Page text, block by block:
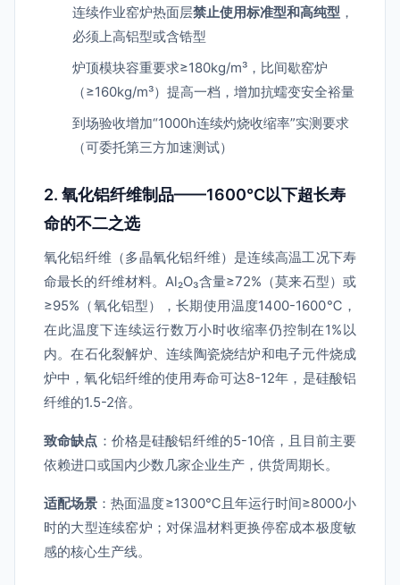
连续作业窑炉热面层禁止使用标准型和高纯型 ，
必须上高铝型或含锆型
炉顶模块容重要求≥180kg/m³，比间歇窑炉
（≥160kg/m³）提高一档，增加抗蠕变安全裕量
到场验收增加“1000h连续灼烧收缩率”实测要求
（可委托第三方加速测试）
2. 氧化铝纤维制品——1600℃以下超长寿
命的不二之选
氧化铝纤维（多晶氧化铝纤维）是连续高温工况下寿
命最长的纤维材料。Al₂O₃含量≥72%（莫来石型）或
≥95%（氧化铝型），长期使用温度1400-1600℃，
在此温度下连续运行数万小时收缩率仍控制在1%以
内。在石化裂解炉、连续陶瓷烧结炉和电子元件烧成
炉中，氧化铝纤维的使用寿命可达8-12年，是硅酸铝
纤维的1.5-2倍。
致命缺点 ：价格是硅酸铝纤维的5-10倍，且目前主要
依赖进口或国内少数几家企业生产，供货周期长。
适配场景 ：热面温度≥1300℃且年运行时间≥8000小
时的大型连续窑炉；对保温材料更换停窑成本极度敏
感的核心生产线。